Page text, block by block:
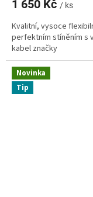
1 650 Kč / ks
Kvalitní, vysoce
perfektním stíněním s
kabel značky
Novinka
Tip